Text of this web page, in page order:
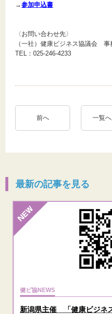
→参加申込書
〈お問い合わせ先〉
（一社）健康ビジネス協議会 事
TEL：025-246-4233
前へ 一覧
最新の記事を見る
健ビ協NEWS
新潟県主催 「健康ビジネ